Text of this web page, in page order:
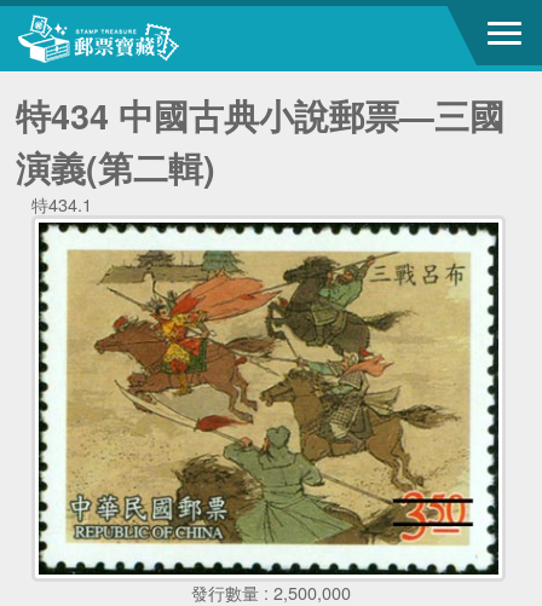
特434 中國古典小說郵票—三國
演義(第二輯)
特434.1
發行數量 : 2,500,000